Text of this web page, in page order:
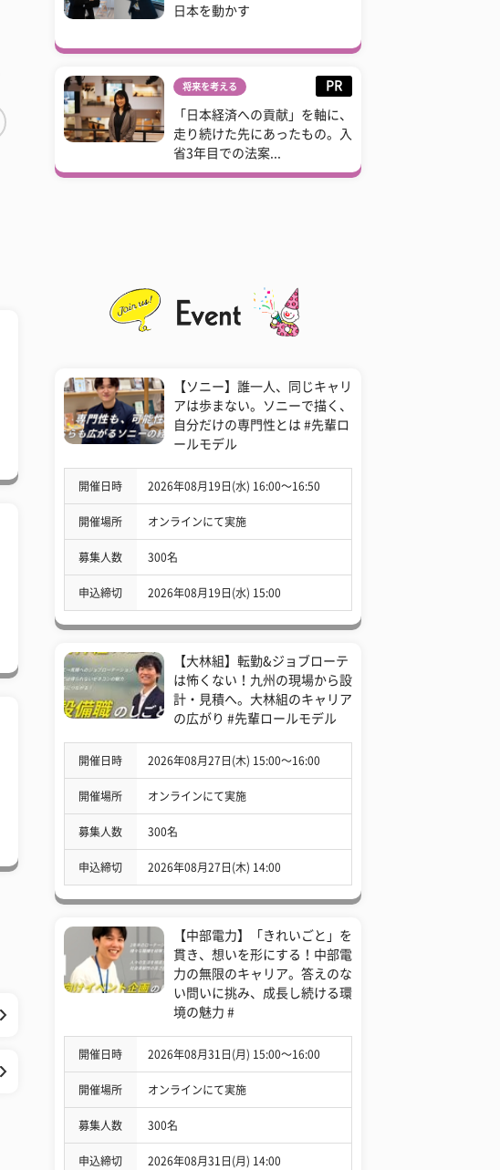
日本を動かす
将来を考える PR
「日本経済への貢献」を軸に、
走り続けた先にあったもの。入
省3年目での法案...
【ソニー】誰一人、同じキャリ
アは歩まない。ソニーで描く、
自分だけの専門性とは #先輩ロ
ールモデル
開催日時 2026年08月19日(水) 16:00〜16:50
開催場所 オンラインにて実施
募集人数 300名
申込締切 2026年08月19日(水) 15:00
【大林組】転勤&ジョブローテ
は怖くない！九州の現場から設
計・見積へ。大林組のキャリア
の広がり #先輩ロールモデル
開催日時 2026年08月27日(木) 15:00〜16:00
開催場所 オンラインにて実施
募集人数 300名
申込締切 2026年08月27日(木) 14:00
【中部電力】「きれいごと」を
貫き、想いを形にする！中部電
力の無限のキャリア。答えのな
い問いに挑み、成長し続ける環
境の魅力 #
開催日時 2026年08月31日(月) 15:00〜16:00
開催場所 オンラインにて実施
募集人数 300名
申込締切 2026年08月31日(月) 14:00